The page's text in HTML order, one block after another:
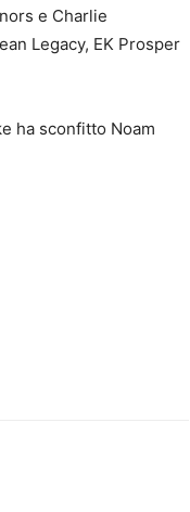
e Charlie
Legacy, EK Prosper
ha sconfitto Noam